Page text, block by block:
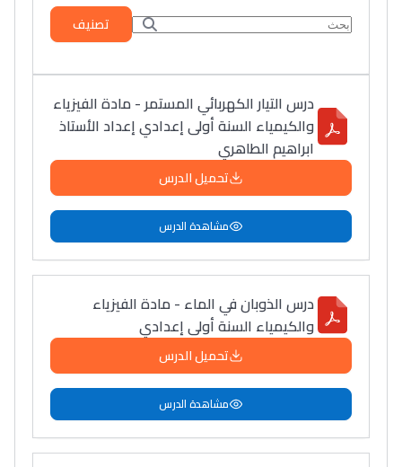
تصنيف
درس التيار الكهربائي المستمر - مادة الفيزياء
والكيمياء السنة أولى إعدادي إعداد الأستاذ
ابراهيم الطاهري
تحميل الدرس
مشاهدة الدرس
درس الذوبان في الماء - مادة الفيزياء
والكيمياء السنة أولى إعدادي
تحميل الدرس
مشاهدة الدرس